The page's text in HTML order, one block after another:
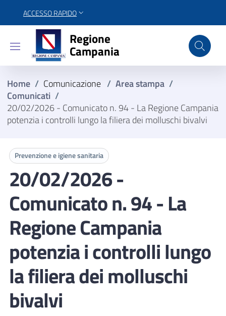
ACCESSO RAPIDO
Regione Campania
Regione
Campania
Home / Comunicazione / Area stampa /
Comunicati /
20/02/2026 - Comunicato n. 94 - La Regione Campania
potenzia i controlli lungo la filiera dei molluschi bivalvi
Prevenzione e igiene sanitaria
20/02/2026 -
Comunicato n. 94 - La
Regione Campania
potenzia i controlli lungo
la filiera dei molluschi
bivalvi